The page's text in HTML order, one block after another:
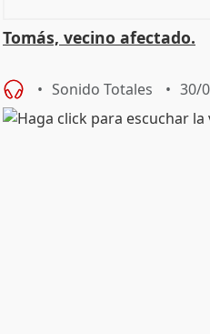
Tomás, vecino afectado.
Sonido Totales 30/